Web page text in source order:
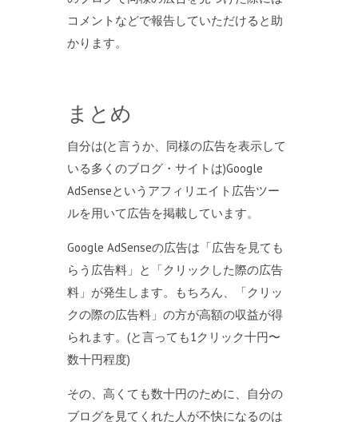
コメントなどで報告していただけると助
かります。
まとめ
自分は(と言うか、同様の広告を表示して
いる多くのブログ・サイトは)Google
AdSenseというアフィリエイト広告ツー
ルを用いて広告を掲載しています。
Google AdSenseの広告は「広告を見ても
らう広告料」と「クリックした際の広告
料」が発生します。もちろん、「クリッ
クの際の広告料」の方が高額の収益が得
られます。(と言っても1クリック十円〜
数十円程度)
その、高くても数十円のために、自分の
ブログを見てくれた人が不快になるのは